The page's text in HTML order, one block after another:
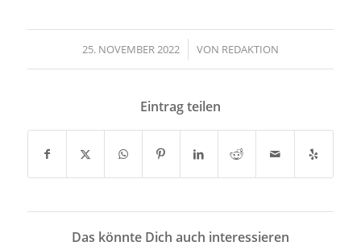
25. NOVEMBER 2022
/ VON REDAKTION
Eintrag teilen
Das könnte Dich auch interessieren